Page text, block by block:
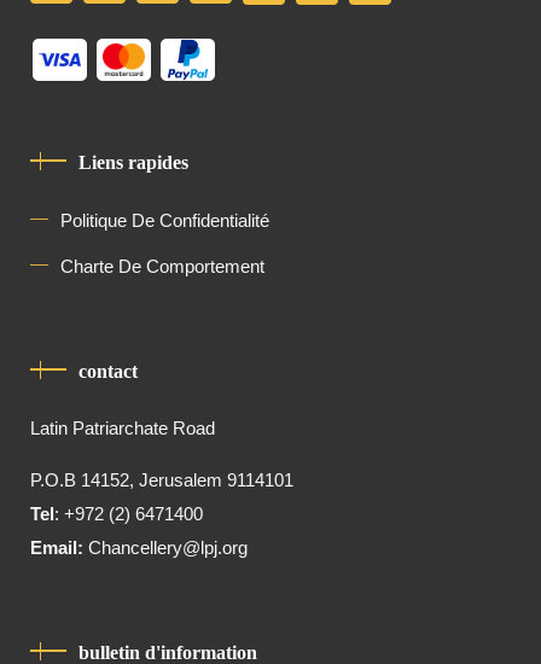
Liens rapides
Politique De Confidentialité
Charte De Comportement
contact
Latin Patriarchate Road
P.O.B 14152, Jerusalem 9114101
Tel: +972 (2) 6471400
Email:Chancellery@lpj.org
bulletin d'information